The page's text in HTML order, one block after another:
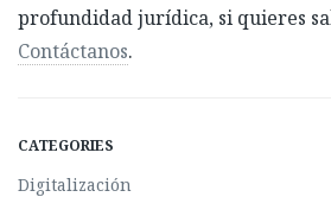
profundidad jurídica, si quieres
Contáctanos.
CATEGORIES
Digitalización